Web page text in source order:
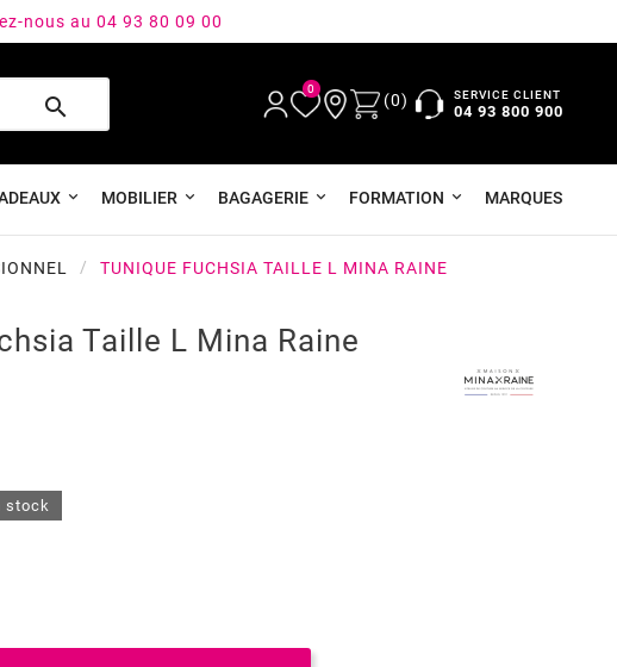
nous au 04 93 80 09 00

0
(0) SERVICE CLIENT
04 93 800 900
MOBILIER BAGAGERIE FORMATION MARQUES
TUNIQUE FUCHSIA TAILLE L MINA RAINE
Taille L Mina Raine
stock